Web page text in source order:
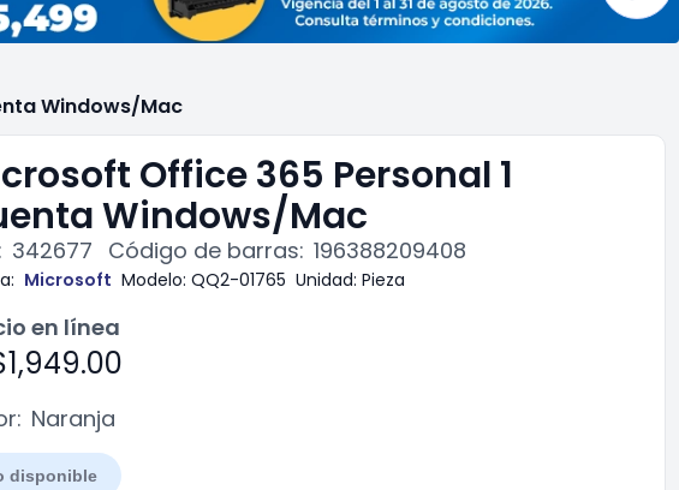
Windows/Mac
Office 365 Personal 1
Windows/Mac
342677 Código de barras: 196388209408
Microsoft Modelo: QQ2-01765 Unidad: Pieza
en línea
Naranja
disponible